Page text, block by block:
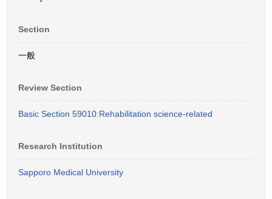
Section
一般
Review Section
Basic Section 59010:Rehabilitation science-related
Research Institution
Sapporo Medical University